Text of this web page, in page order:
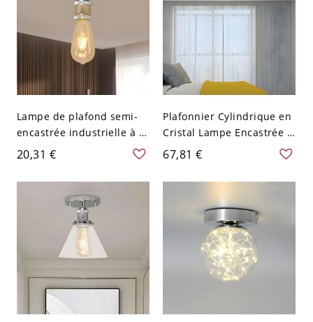
Lampe de plafond semi-
encastrée industrielle à 1
tête en métal nu en
chrome
20,31 €
Plafonnier Cylindrique en
Cristal Lampe Encastrée à
1-Ampoule Style
Contemporain avec
Auvent Rond pour Couloir
- Chrome 110 V-120 V
67,81 €